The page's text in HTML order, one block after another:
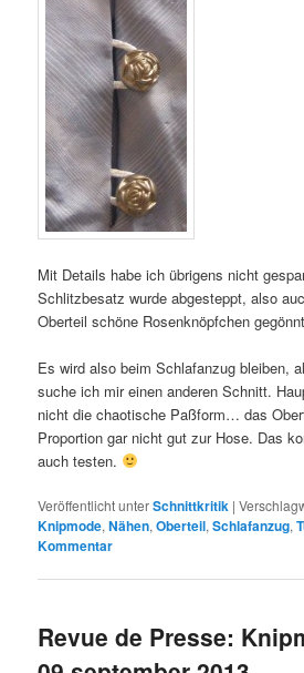
Mit Details habe ich übrigens nicht
Schlitzbesatz wurde abgesteppt, also
Oberteil schöne Rosenknöpfchen
Es wird also beim Schlafanzug bleiben,
suche ich mir einen anderen Schnitt.
nicht die chaotische Paßform… das
Proportion gar nicht gut zur Hose. Das
auch testen.
Veröffentlicht unterSchnittkritik |
Knipmode,Nähen,Oberteil,Schlafanzug,
Kommentar
Revue de Presse: